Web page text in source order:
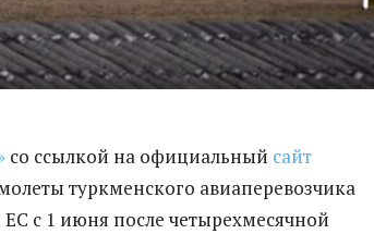
со ссылкой на официальный сайт
туркменского авиаперевозчика
с 1 июня после четырехмесячной